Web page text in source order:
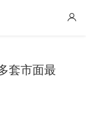
套市面最